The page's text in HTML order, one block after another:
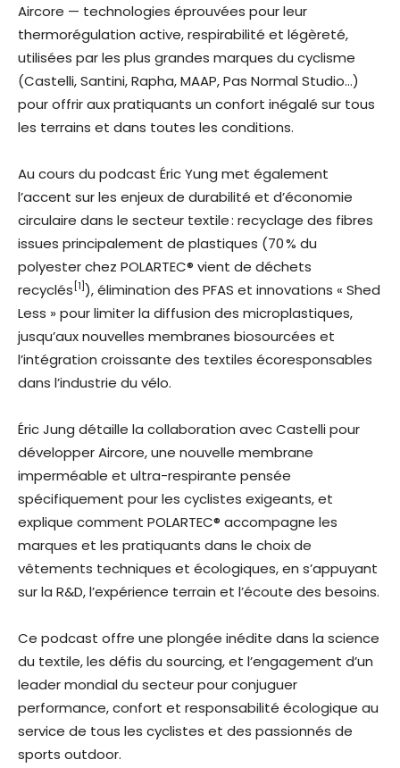
Aircore — technologies éprouvées pour leur
thermorégulation active, respirabilité et légèreté,
utilisées par les plus grandes marques du cyclisme
(Castelli, Santini, Rapha, MAAP, Pas Normal Studio…)
pour offrir aux pratiquants un confort inégalé sur tous
les terrains et dans toutes les conditions.
Au cours du podcast Éric Yung met également
l’accent sur les enjeux de durabilité et d’économie
circulaire dans le secteur textile : recyclage des fibres
issues principalement de plastiques (70 % du
polyester chez POLARTEC® vient de déchets
recyclés [1]), élimination des PFAS et innovations « Shed
Less » pour limiter la diffusion des microplastiques,
jusqu’aux nouvelles membranes biosourcées et
l’intégration croissante des textiles écoresponsables
dans l’industrie du vélo.
Éric Jung détaille la collaboration avec Castelli pour
développer Aircore, une nouvelle membrane
imperméable et ultra-respirante pensée
spécifiquement pour les cyclistes exigeants, et
explique comment POLARTEC® accompagne les
marques et les pratiquants dans le choix de
vêtements techniques et écologiques, en s’appuyant
sur la R&D, l’expérience terrain et l’écoute des besoins.
Ce podcast offre une plongée inédite dans la science
du textile, les défis du sourcing, et l’engagement d’un
leader mondial du secteur pour conjuguer
performance, confort et responsabilité écologique au
service de tous les cyclistes et des passionnés de
sports outdoor.